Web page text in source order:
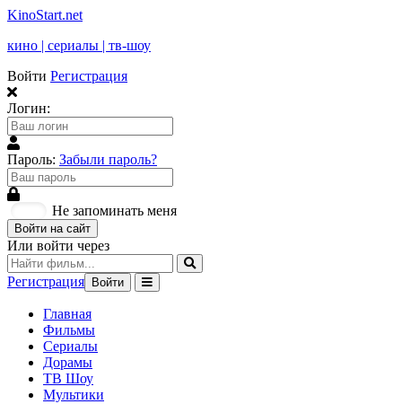
KinoStart.net
кино | сериалы | тв-шоу
Войти Регистрация
Логин:
Пароль: Забыли пароль?
Не запоминать меня
Войти на сайт
Или войти через
Регистрация Войти
Главная
Фильмы
Сериалы
Дорамы
ТВ Шоу
Мультики